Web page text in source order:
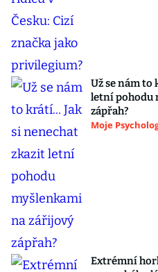
Už se nám to
letní pohodu
zápřah?
Moje
Extrémní